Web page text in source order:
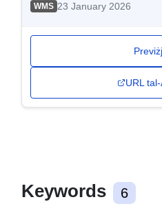
WMS 23 January 2026
URL
Keywords 6